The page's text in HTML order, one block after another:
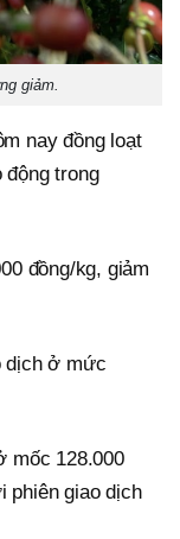
giảm.
nay đồng loạt
trong
đồng/kg, giảm
dịch ở mức
mốc 128.000
phiên giao dịch